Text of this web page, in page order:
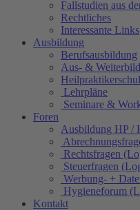
Fallstudien aus
Rechtliches
Interessante Links
Ausbildung
Berufsausbildung
Aus- &
Lehrpläne
Seminare &
Foren
Ausbildung HP /
Rechtsfragen
Steuerfragen
Werbung- +
Hygieneforum
Kontakt